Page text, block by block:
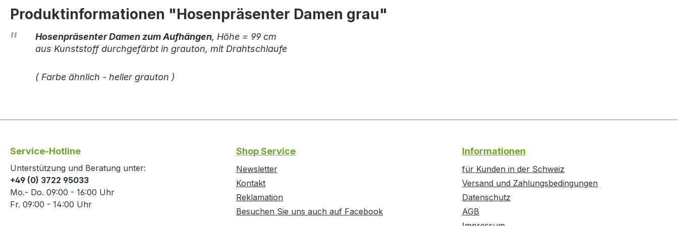
Produktinformationen "Hosenpräsenter Damen grau"
Hosenpräsenter Damen zum Aufhängen, Höhe = 99 cm
aus Kunststoff durchgefärbt in grauton, mit Drahtschlaufe
( Farbe ähnlich - heller grauton )
Service-Hotline
Unterstützung und Beratung unter:
+49 (0) 3722 95033
Mo.- Do. 09:00 - 16:00 Uhr
Fr. 09:00 - 14:00 Uhr
Shop Service
Newsletter
Kontakt
Reklamation
Besuchen Sie uns auch auf Facebook
Informationen
für Kunden in der Schweiz
Versand und Zahlungsbedingungen
Datenschutz
AGB